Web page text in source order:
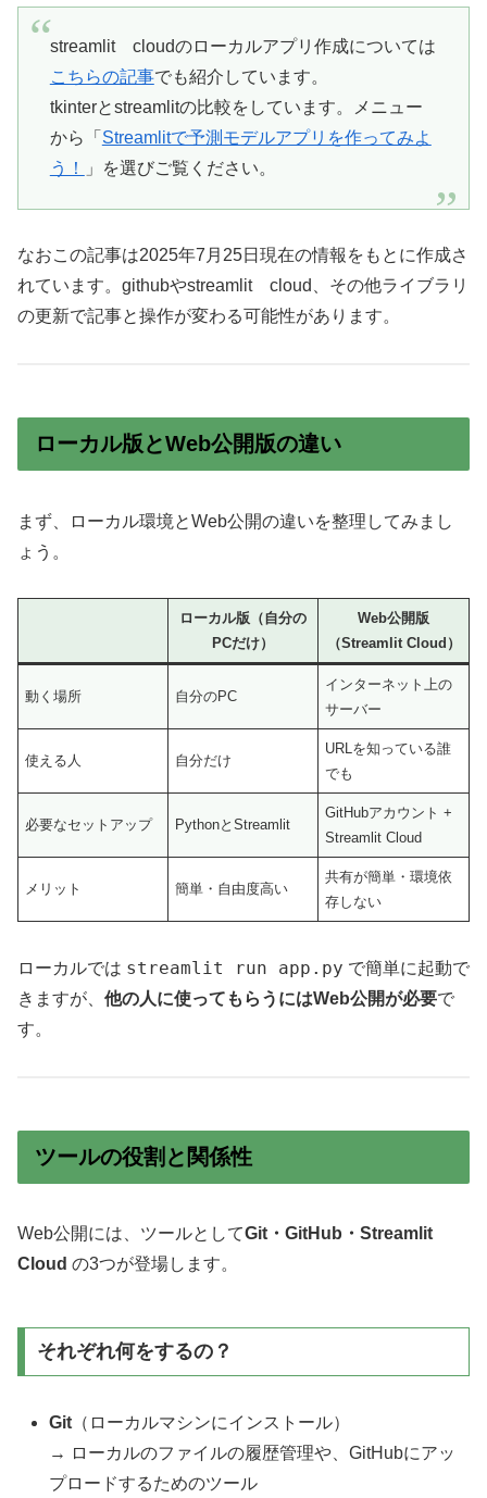
streamlit cloudのローカルアプリ作成については
こちらの記事でも紹介しています。
tkinterとstreamlitの比較をしています。メニュー
から「 Streamlitで予測モデルアプリを作ってみよ
う！
」を選びご覧ください。
なおこの記事は2025年7月25日現在の情報をもとに作成さ
れています。githubやstreamlit cloud、その他ライブラリ
の更新で記事と操作が変わる可能性があります。
ローカル版とWeb公開版の違い
まず、ローカル環境とWeb公開の違いを整理してみまし
ょう。
ローカル版（自分の
PCだけ）
Web公開版
（Streamlit Cloud）
動く場所 自分のPC
インターネット上の
サーバー
使える人 自分だけ
URLを知っている誰
でも
必要なセットアップ PythonとStreamlit
GitHubアカウント +
Streamlit Cloud
メリット 簡単・自由度高い
共有が簡単・環境依
存しない
ローカルでは streamlit run app.py で簡単に起動で
きますが、 他の人に使ってもらうにはWeb公開が必要で
す。
ツールの役割と関係性
Web公開には、ツールとしてGit・GitHub・Streamlit
Cloud の3つが登場します。
それぞれ何をするの？
Git （ローカルマシンにインストール）
→ ローカルのファイルの履歴管理や、GitHubにアッ
プロードするためのツール